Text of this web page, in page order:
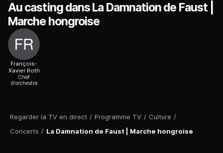
Regarder la TV en direct / Programme TV / Culture /
Concerts / La Damnation de Faust | Marche hongroise
Au casting dans La Damnation de Faust |
Marche hongroise
François-
Xavier Roth
Chef
d'orchestre